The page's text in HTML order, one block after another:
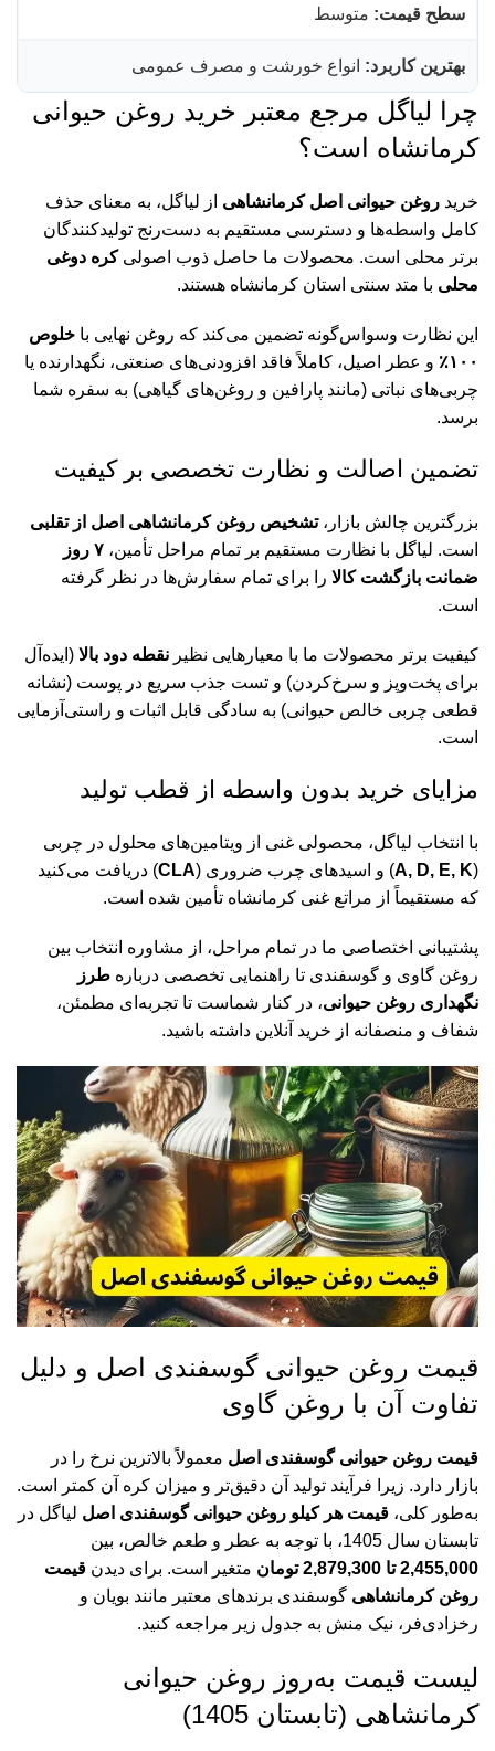
سطح قیمت: متوسط
بهترین کاربرد: انواع خورشت و مصرف عمومی
چرا لیاگل مرجع معتبر خرید روغن حیوانی
کرمانشاه است؟
خرید روغن حیوانی اصل کرمانشاهی از لیاگل، به معنای حذف
کامل واسطه‌ها و دسترسی مستقیم به دست‌رنج تولیدکنندگان
برتر محلی است. محصولات ما حاصل ذوب اصولی کره دوغی
محلی با متد سنتی استان کرمانشاه هستند.
این نظارت وسواس‌گونه تضمین می‌کند که روغن نهایی با خلوص
۱۰۰٪
و عطر اصیل، کاملاً فاقد افزودنی‌های صنعتی، نگهدارنده یا
چربی‌های نباتی (مانند پارافین و روغن‌های گیاهی) به سفره شما
برسد.
تضمین اصالت و نظارت تخصصی بر کیفیت
بزرگترین چالش بازار،تشخیص روغن کرمانشاهی اصل از تقلبی
است. لیاگل با نظارت مستقیم بر تمام مراحل تأمین،
۷ روز
ضمانت بازگشت کالا را برای تمام سفارش‌ها در نظر گرفته
است.
کیفیت برتر محصولات ما با معیارهایی نظیر نقطه دود بالا (ایده‌آل
برای پخت‌وپز و سرخ‌کردن) و تست جذب سریع در پوست (نشانه
قطعی چربی خالص حیوانی) به سادگی قابل اثبات و راستی‌آزمایی
است.
مزایای خرید بدون واسطه از قطب تولید
با انتخاب لیاگل، محصولی غنی از ویتامین‌های محلول در چربی
(
A, D, E, K) و اسیدهای چرب ضروری (CLA) دریافت می‌کنید
که مستقیماً از مراتع غنی کرمانشاه تأمین شده است.
پشتیبانی اختصاصی ما در تمام مراحل، از مشاوره انتخاب بین
روغن گاوی و گوسفندی تا راهنمایی تخصصی درباره طرز
نگهداری روغن حیوانی، در کنار شماست تا تجربه‌ای مطمئن،
شفاف و منصفانه از خرید آنلاین داشته باشید.
قیمت روغن حیوانی گوسفندی اصل و دلیل
تفاوت آن با روغن گاوی
قیمت روغن حیوانی گوسفندی اصل معمولاً بالاترین نرخ را در
بازار دارد. زیرا فرآیند تولید آن دقیق‌تر و میزان کره آن کمتر است.
به‌طور کلی، قیمت هر کیلو روغن حیوانی گوسفندی اصل لیاگل در
تابستان سال 1405، با توجه به عطر و طعم خالص، بین
2,455,000 تا 2,879,300 تومان
متغیر است. برای دیدن قیمت
روغن کرمانشاهی گوسفندی برندهای معتبر مانند بویان و
رخزادی‌فر، نیک منش به جدول زیر مراجعه کنید.
لیست قیمت به‌روز روغن حیوانی
کرمانشاهی (تابستان 1405)